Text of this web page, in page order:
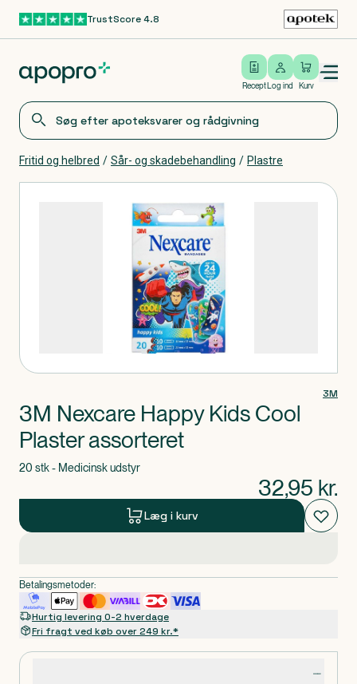
Gå til hovedindholdTrustScore 4.8
Recept
Log ind
Log ind Kurv
Open/close menu
Fritid og helbred / Sår- og skadebehandling / Plastre
3M
3M Nexcare Happy Kids Cool
Plaster assorteret
20 stk - Medicinsk udstyr
32,95 kr.
Læg i kurv
Betalingsmetoder:
Hurtig levering 0-2 hverdage
Fri fragt ved køb over 249 kr.*